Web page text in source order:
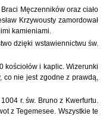
Męczenników oraz ciało
Krzywousty zamordował
kamieniami.
dzięki wstawiennictwu św.
kościołów i kaplic. Wizerunki
co nie jest zgodne z prawdą,
r. św. Bruno z Kwerfurtu.
z Tegemesee. Wszystkie te